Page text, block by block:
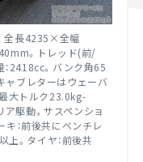
全長4235×全幅
。トレッド(前/
2418cc。バンク角65
ャブレターはウェーバ
大トルク23.0kg-
駆動。サスペンショ
キ：前後共にベンチレ
上。タイヤ：前後共